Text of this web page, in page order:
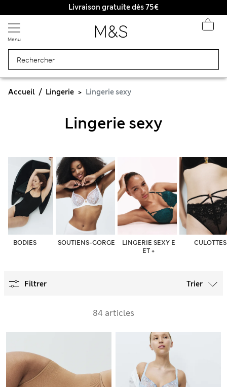
Livraison gratuite dès 75€
Menu
Accueil Lingerie Lingerie sexy
Lingerie sexy
BODIES SOUTIENS-GORGE
LINGERIE SEXY E
ET +
CULOTTES
Filtrer Trier
84 articles